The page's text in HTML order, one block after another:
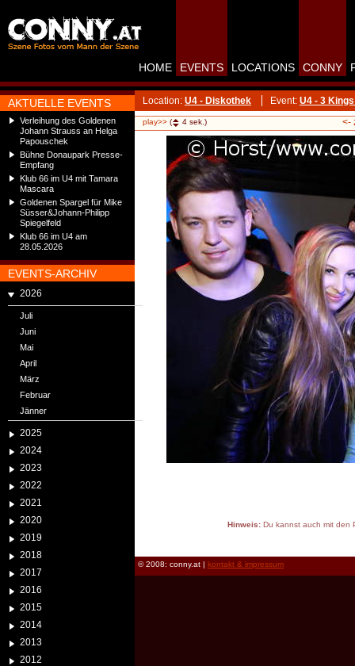
AKTUELLE EVENTS
Verleihung des Goldenen
Johann Strauss an Helga
Papouschek
Bühne Donaupark Presse-
Empfang
Klub 66 im U4 mit Tamara
Mascara
Goldenen Spargel für Mike
Süsser&Johann-Philipp
Spiegelfeld
Klub 66 im U4 am
28.05.2026
EVENTS-ARCHIV
2026
Juli
Juni
Mai
April
März
Februar
Jänner
2025
2024
2023
2022
2021
2020
2019
2018
2017
2016
2015
2014
2013
2012
HOME EVENTS LOCATIONS CONNY
Location: U4 - Diskothek Event: U4 - 3
play>> ( 4 sek.) <-
Hinweis:Du kannst auch mit den
© 2008: conny.at | kontakt & impressum